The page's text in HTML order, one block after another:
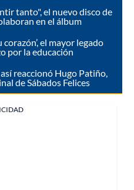
tanto", el nuevo disco de
en el álbum
el mayor legado
por la educación
reaccionó Hugo Patiño,
de Sábados Felices